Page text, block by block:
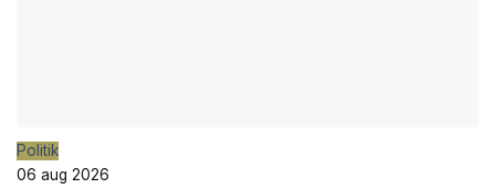
Politik
06 aug 2026